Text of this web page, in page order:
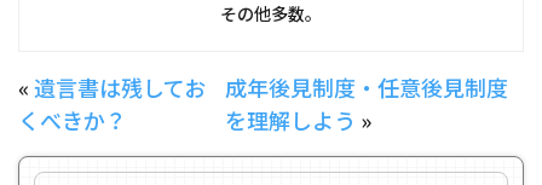
その他多数。
«遺言書は残してお
くべきか？
成年後見制度・任意後見制度
を理解しよう »